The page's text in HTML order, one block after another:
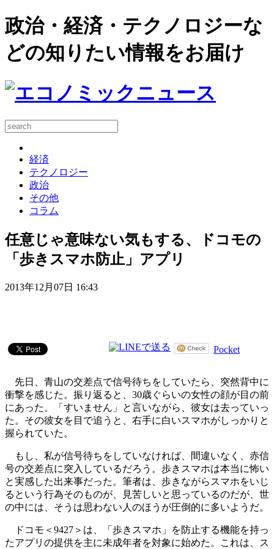
政治・経済・テクノロジーな
どの知りたい情報をお届け
経済
テクノロジー
政治
その他
コラム
任意じゃ意味ない気もする、ドコモの
「歩きスマホ防止」アプリ
2013年12月07日 16:43
Pocket
先日、青山の交差点で信号待ちをしていたら、突然背中に
衝撃を感じた。振り返ると、30歳ぐらいの女性の顔が目の前
にあった。「すいません」と言いながら、彼女は去っていっ
た。その彼女を目で追うと、右手に白いスマホがしっかりと
握られていた。
もし、私が信号待ちをしていなければ、間違いなく、赤信
号の交差点に突入しているだろう。歩きスマホは本当に怖い
と実感した出来事だった。筆者は、歩きながらスマホをいじ
るという行為そのものが、見苦しいと思っているのだが、世
の中には、そうは思わない人のほうが圧倒的に多いようだ。
ドコモ＜9427＞は、「歩きスマホ」を防止する機能を持っ
たアプリの提供を主に未成年者を対象に始めた。これは、ス